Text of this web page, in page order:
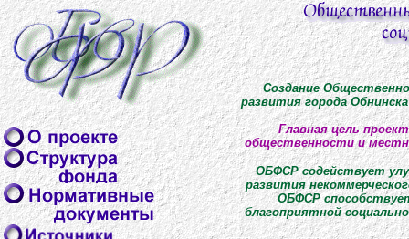
Создание
развития города
Главная цель
общественности и
ОБФСР содействует
развития
ОБФСР
благоприятной